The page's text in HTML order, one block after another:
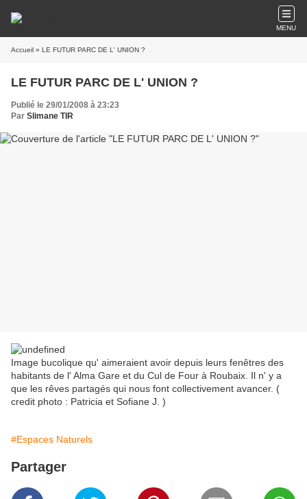
MENU
Accueil » LE FUTUR PARC DE L' UNION ?
LE FUTUR PARC DE L' UNION ?
Publié le 29/01/2008 à 23:23
Par Slimane TIR
Image bucolique qu' aimeraient avoir depuis leurs fenêtres des
habitants de l' Alma Gare et du Cul de Four à Roubaix. Il n' y a
que les rêves partagés qui nous font collectivement avancer. (
credit photo : Patricia et Sofiane J. )
#Espaces Naturels
Partager